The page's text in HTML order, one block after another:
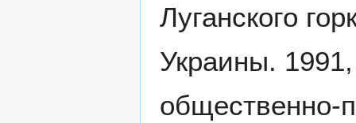
Луганского
Украины.
общественно-